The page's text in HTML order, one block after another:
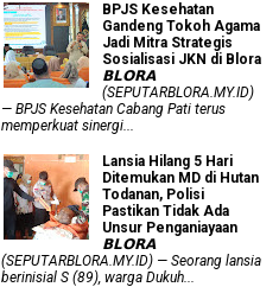
BPJS Kesehatan
Gandeng Tokoh Agama
Jadi Mitra Strategis
Sosialisasi JKN di Blora
𝗕𝗟𝗢𝗥𝗔
(SEPUTARBLORA.MY.ID)
— BPJS Kesehatan Cabang Pati terus
memperkuat sinergi...
Lansia Hilang 5 Hari
Ditemukan MD di Hutan
Todanan, Polisi
Pastikan Tidak Ada
Unsur Penganiayaan
𝗕𝗟𝗢𝗥𝗔
(SEPUTARBLORA.MY.ID) — Seorang lansia
berinisial S (89), warga Dukuh...